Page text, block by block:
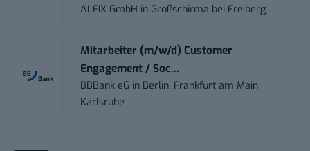
ALFIX GmbH in Großschirma bei Freiberg
Mitarbeiter (m/w/d) Customer
Engagement / Soc...
BBBank eG in Berlin, Frankfurt am Main,
Karlsruhe